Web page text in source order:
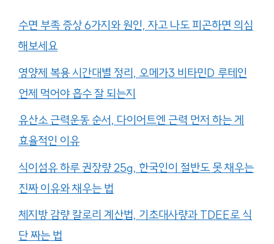
수면 부족 증상 6가지와 원인, 자고 나도 피곤하면 의심
해보세요
영양제 복용 시간대별 정리, 오메가3 비타민D 루테인
언제 먹어야 흡수 잘 되는지
유산소 근력운동 순서, 다이어트엔 근력 먼저 하는 게
효율적인 이유
식이섬유 하루 권장량 25g, 한국인이 절반도 못 채우는
진짜 이유와 채우는 법
체지방 감량 칼로리 계산법, 기초대사량과 TDEE로 식
단 짜는 법